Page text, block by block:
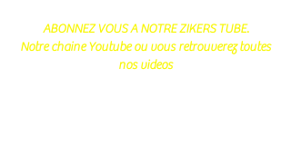
ABONNEZ VOUS A NOTRE ZIKERS TUBE.
Notre chaine Youtube ou vous retrouverez toutes
nos videos